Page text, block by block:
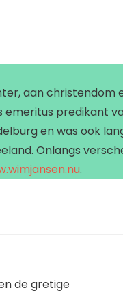
aan christendom
emeritus predikant
en was ook
Onlangs
.
de gretige